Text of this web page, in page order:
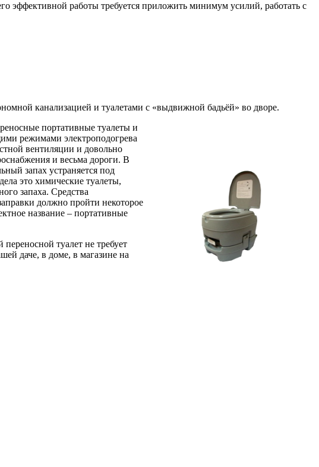
эффективной работы требуется приложить минимум усилий, работать с
канализацией и туалетами с «выдвижной бадьёй» во дворе.
портативные туалеты и
режимами электроподогрева
вентиляции и довольно
и весьма дороги. В
запах устраняется под
это химические туалеты,
запаха. Средства
должно пройти некоторое
название – портативные
туалет не требует
даче, в доме, в магазине на